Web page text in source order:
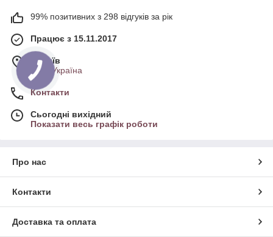
99% позитивних з 298 відгуків за рік
Працює з 15.11.2017
м. Київ
Київ, Україна
Контакти
Сьогодні вихідний
Показати весь графік роботи
Про нас
Контакти
Доставка та оплата